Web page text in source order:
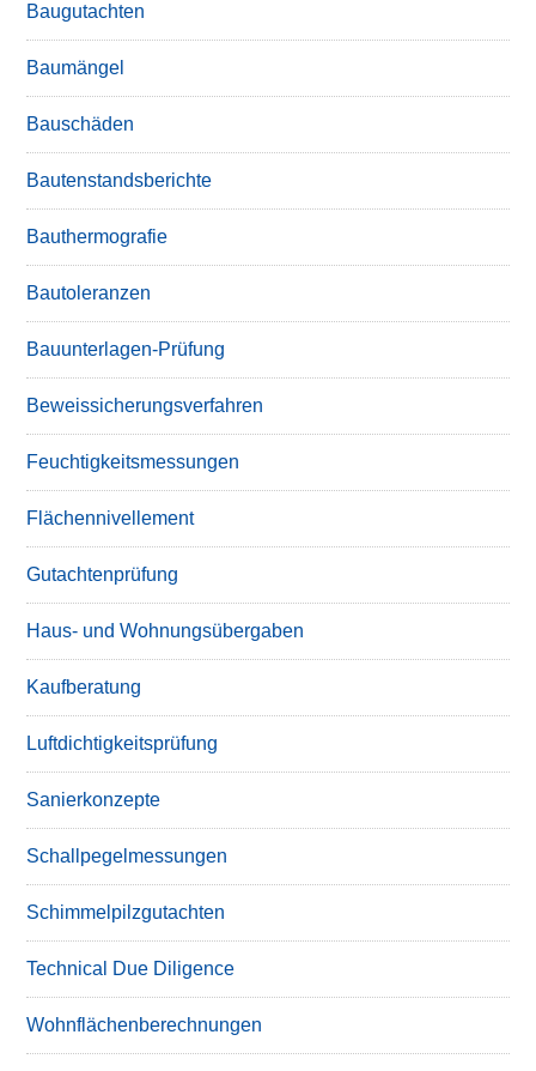
Baugutachten
Baumängel
Bauschäden
Bautenstandsberichte
Bauthermografie
Bautoleranzen
Bauunterlagen-Prüfung
Beweissicherungsverfahren
Feuchtigkeitsmessungen
Flächennivellement
Gutachtenprüfung
Haus- und Wohnungsübergaben
Kaufberatung
Luftdichtigkeitsprüfung
Sanierkonzepte
Schallpegelmessungen
Schimmelpilzgutachten
Technical Due Diligence
Wohnflächenberechnungen